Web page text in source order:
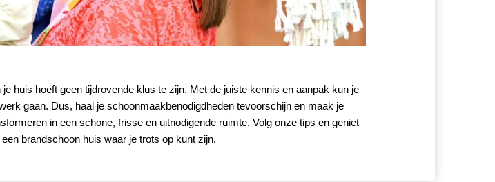
huis hoeft geen tijdrovende klus te zijn. Met de juiste kennis en aanpak kun je
gaan. Dus, haal je schoonmaakbenodigdheden tevoorschijn en maak je
in een schone, frisse en uitnodigende ruimte. Volg onze tips en geniet
brandschoon huis waar je trots op kunt zijn.